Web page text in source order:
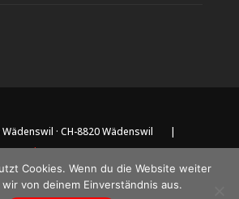
Wädenswil · CH-8820 Wädenswil |
Cookies. Wenn du die Website weiter
von deinem Einverständnis aus.